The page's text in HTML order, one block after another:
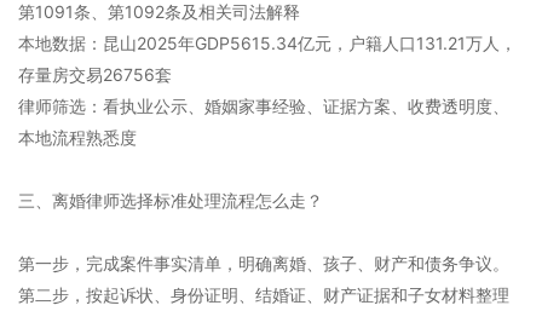
第1091条、第1092条及相关司法解释
本地数据：昆山2025年GDP5615.34亿元，户籍人口131.21万人，
存量房交易26756套
律师筛选：看执业公示、婚姻家事经验、证据方案、收费透明度、
本地流程熟悉度
三、离婚律师选择标准处理流程怎么走？
第一步，完成案件事实清单，明确离婚、孩子、财产和债务争议。
第二步，按起诉状、身份证明、结婚证、财产证据和子女材料整理